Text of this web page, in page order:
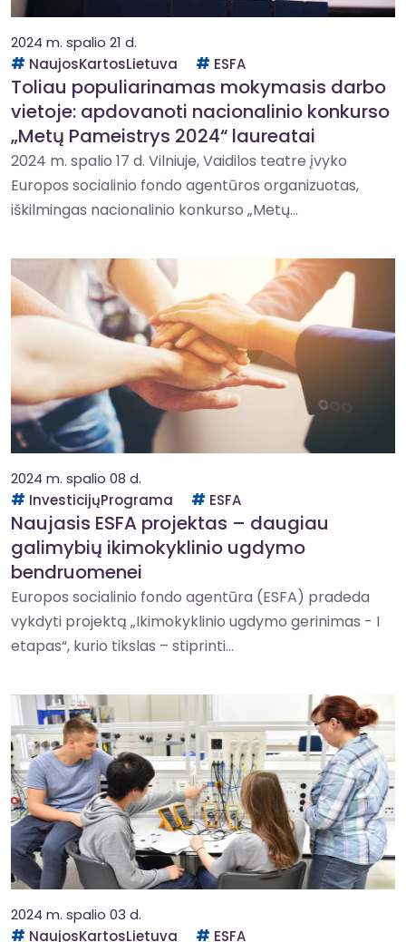
2024 m. spalio 21 d.
NaujosKartosLietuva
ESFA
Toliau populiarinamas mokymasis darbo
vietoje: apdovanoti nacionalinio konkurso
„Metų Pameistrys 2024“ laureatai
2024 m. spalio 17 d. Vilniuje, Vaidilos teatre įvyko
Europos socialinio fondo agentūros organizuotas,
iškilmingas nacionalinio konkurso „Metų...
2024 m. spalio 08 d.
InvesticijųPrograma
ESFA
Naujasis ESFA projektas – daugiau
galimybių ikimokyklinio ugdymo
bendruomenei
Europos socialinio fondo agentūra (ESFA) pradeda
vykdyti projektą „Ikimokyklinio ugdymo gerinimas - I
etapas“, kurio tikslas – stiprinti...
2024 m. spalio 03 d.
NaujosKartosLietuva
ESFA